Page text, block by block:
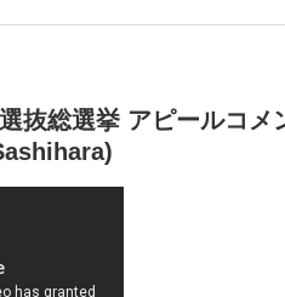
抜総選挙 アピールコ